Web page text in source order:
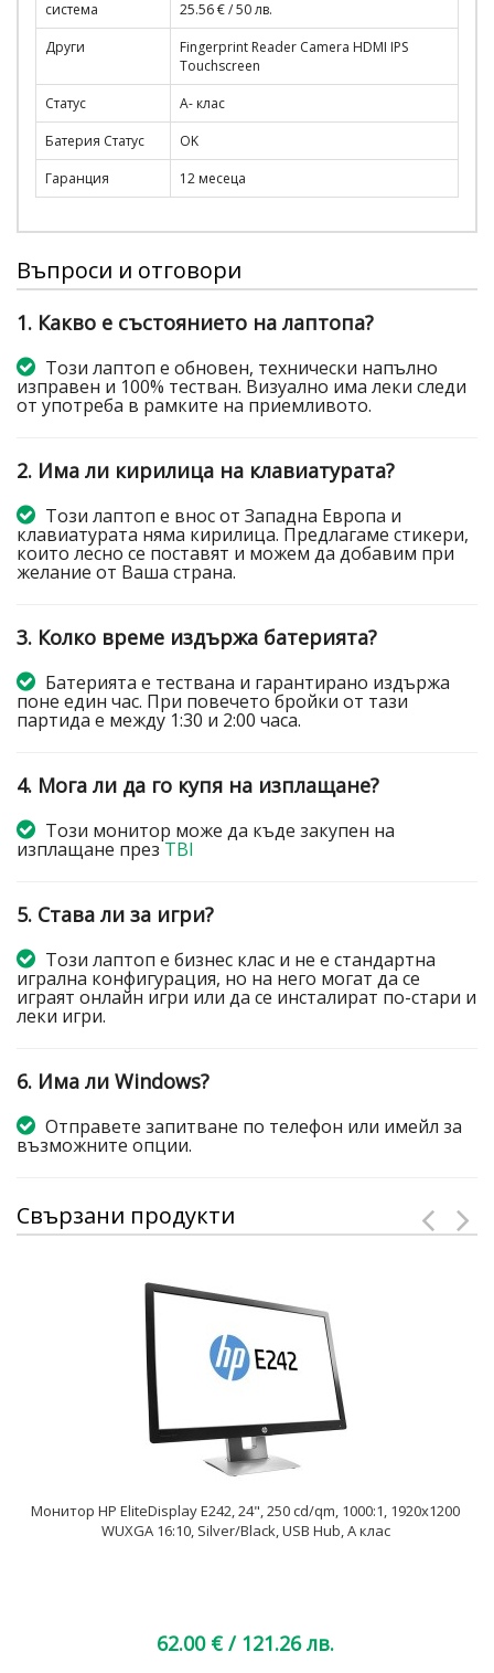
система
25.56 € / 50 лв.
Други
Fingerprint Reader Camera HDMI IPS
Touchscreen
Статус
A- клас
Батерия Статус
OK
Гаранция
12 месеца
Въпроси и отговори
1. Какво е състоянието на лаптопа?
Този лаптоп е обновен, технически напълно
изправен и 100% тестван. Визуално има леки следи
от употреба в рамките на приемливото.
2. Има ли кирилица на клавиатурата?
Този лаптоп е внос от Западна Европа и
клавиатурата няма кирилица. Предлагаме стикери,
които лесно се поставят и можем да добавим при
желание от Ваша страна.
3. Колко време издържа батерията?
Батерията е тествана и гарантирано издържа
поне един час. При повечето бройки от тази
партида е между 1:30 и 2:00 часа.
4. Мога ли да го купя на изплащане?
Този монитор може да къде закупен на
изплащане презTBI
5. Става ли за игри?
Този лаптоп е бизнес клас и не е стандартна
игрална конфигурация, но на него могат да се
играят онлайн игри или да се инсталират по-стари и
леки игри.
6. Има ли Windows?
Отправете запитване по телефон или имейл за
възможните опции.
Свързани продукти
Монитор HP EliteDisplay E242, 24", 250 cd/qm, 1000:1, 1920x1200
WUXGA 16:10, Silver/Black, USB Hub, А клас
62.00 € / 121.26 лв.